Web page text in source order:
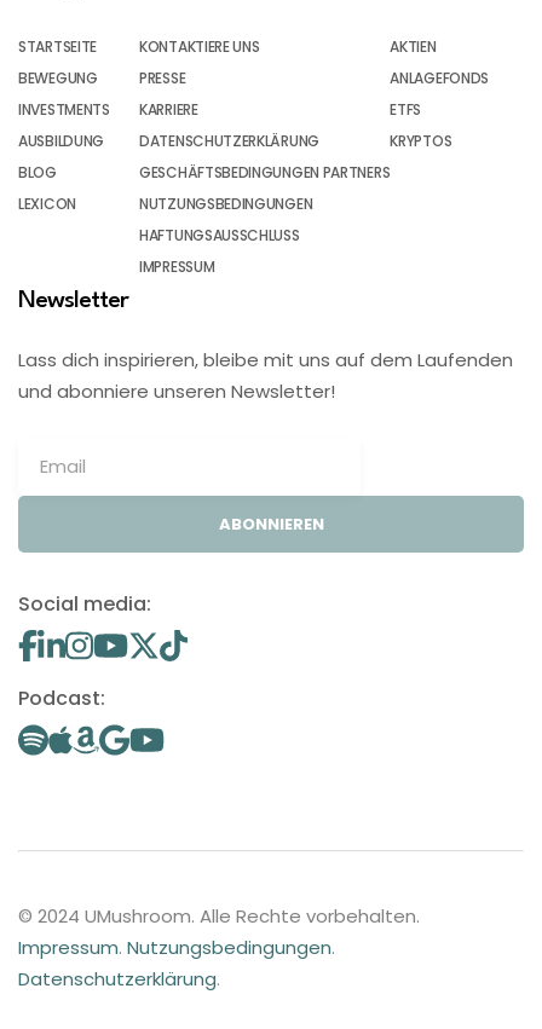
STARTSEITE
BEWEGUNG
INVESTMENTS
AUSBILDUNG
BLOG
LEXICON
KONTAKTIERE UNS
PRESSE
KARRIERE
DATENSCHUTZERKLÄRUNG
GESCHÄFTSBEDINGUNGEN PARTNERS
NUTZUNGSBEDINGUNGEN
HAFTUNGSAUSSCHLUSS
IMPRESSUM
AKTIEN
ANLAGEFONDS
ETFS
KRYPTOS
Newsletter
Lass dich inspirieren, bleibe mit uns auf dem Laufenden
und abonniere unseren Newsletter!
ABONNIEREN
Social media:
Podcast:
© 2024 UMushroom. Alle Rechte vorbehalten.
Impressum. Nutzungsbedingungen.
Datenschutzerklärung.